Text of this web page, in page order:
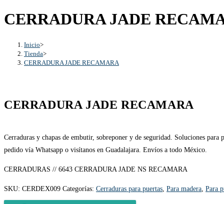
CERRADURA JADE
Inicio>
Tienda>
CERRADURA JADE RECAMARA
CERRADURA JADE RECAMARA
Cerraduras y chapas de embutir, sobreponer y de seguridad. Soluciones para
pedido vía Whatsapp o visítanos en Guadalajara. Envíos a todo México.
CERRADURAS // 6643 CERRADURA JADE NS RECAMARA
SKU: CERDEX009 Categorías: Cerraduras para puertas Para madera Para